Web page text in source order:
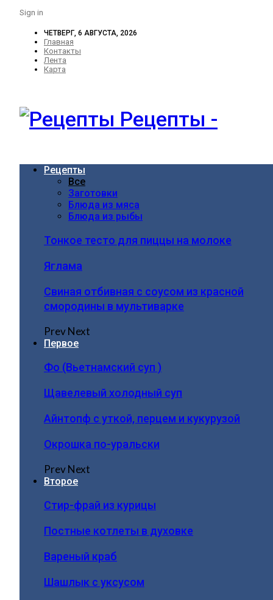
Sign in
ЧЕТВЕРГ, 6 АВГУСТА, 2026
Главная
Контакты
Лента
Карта
Рецепты -
Рецепты
Все
Заготовки
Блюда из мяса
Блюда из рыбы
Тонкое тесто для пиццы на молоке
Яглама
Свиная отбивная с соусом из красной
смородины в мультиварке
PrevNext
Первое
Фо (Вьетнамский суп )
Щавелевый холодный суп
Айнтопф с уткой, перцем и кукурузой
Окрошка по-уральски
PrevNext
Второе
Стир-фрай из курицы
Постные котлеты в духовке
Вареный краб
Шашлык с уксусом